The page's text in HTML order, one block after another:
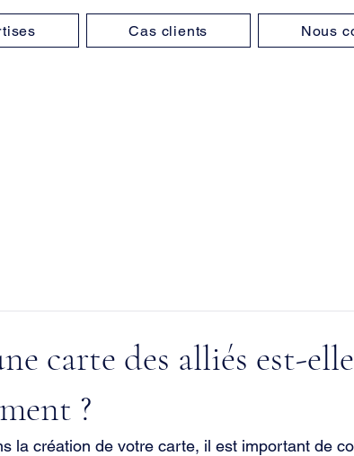
Cas clients Nous
carte des alliés est-
?
la création de votre carte, il est important de